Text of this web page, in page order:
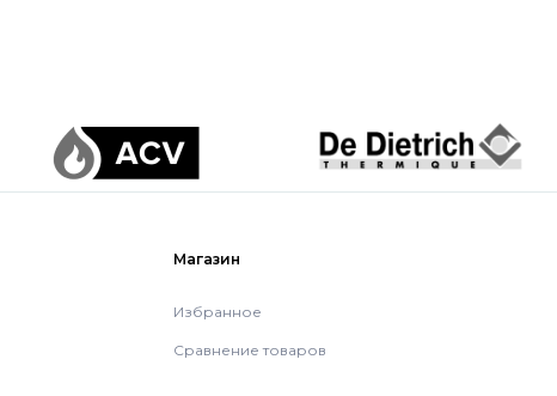
Магазин
Избранное
Сравнение товаров